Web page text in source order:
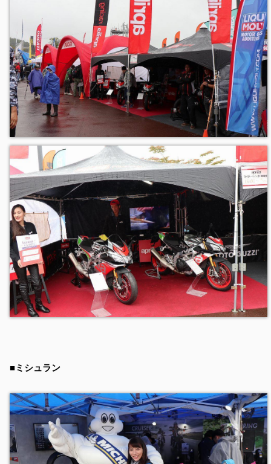
■ミシュラン